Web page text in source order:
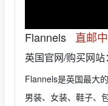
Flannels 直邮
英国官网/购买网站：
Flannels是英国最大
男装、女装、鞋子、